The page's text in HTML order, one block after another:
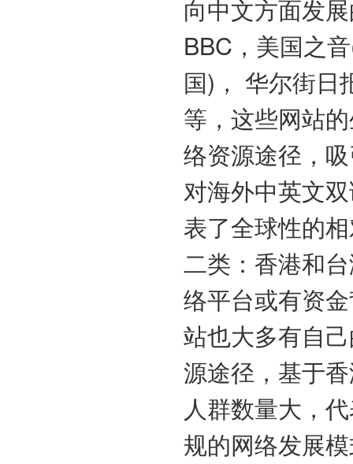
向中文方面发
BBC，美国之
国)， 华尔街日
等，这些网站
络资源途径，
对海外中英文
表了全球性的
二类：香港和
络平台或有资
站也大多有自
源途径，基于
人群数量大，
规的网络发展